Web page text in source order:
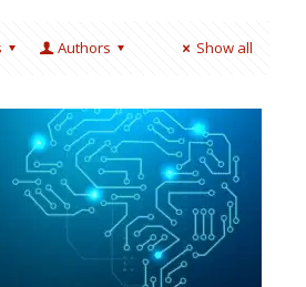
Authors Show all